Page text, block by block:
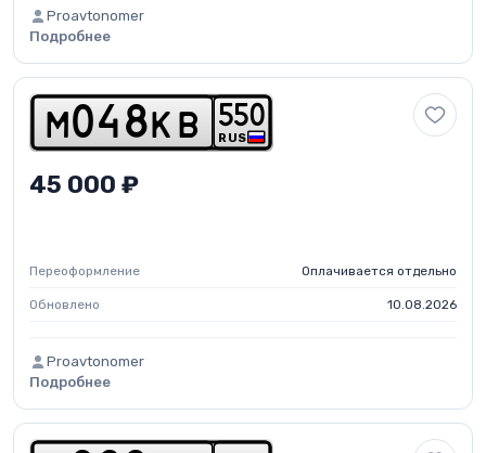
Proavtonomer
Подробнее
m 0 4 8 k b RUS
550
45 000 ₽
Переоформление Оплачивается отдельно
Обновлено 10.08.2026
Proavtonomer
Подробнее